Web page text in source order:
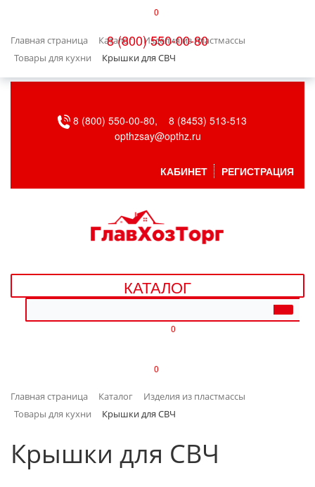
0
8 (800) 550-00-80
Главная страница Каталог
Изделия из пластмассы
Товары для кухни
Крышки для СВЧ
БЫТОВАЯ ТЕХНИКА
ВЕНТИЛЯЦИЯ
ДАЧА, САД И ОГОРОД
ДЕТСКИЕ ТОВАРЫ
ИНТЕРЬЕР
8 (800) 550-00-80,
8 (8453) 513-513
opthzsay@opthz.ru
КАБИНЕТ РЕГИСТРАЦИЯ
КАТАЛОГ
0
0
Главная страница Каталог
Изделия из пластмассы
Товары для кухни
Крышки для СВЧ
Крышки для СВЧ